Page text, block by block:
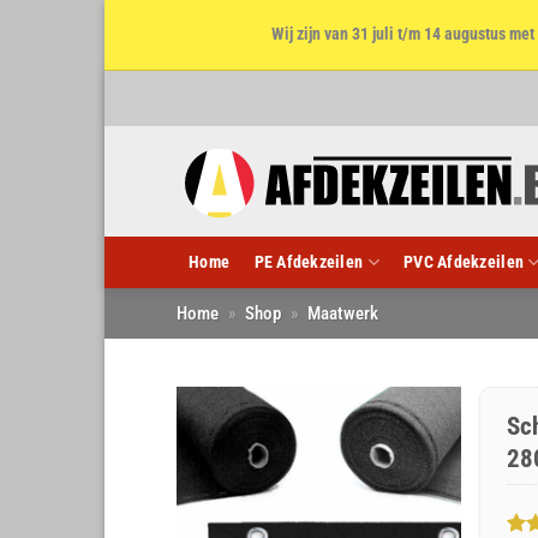
Wij zijn van 31 juli t/m 14 augustus
Home PE Afdekzeilen PVC Afdekzeilen
Home » Shop » Maatwerk